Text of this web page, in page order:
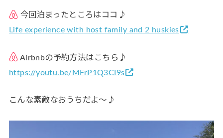
今回泊まったところはココ♪
Life experience with host family and 2 huskies
Airbnbの予約方法はこちら♪
https://youtu.be/MFrP1Q3CI9s
こんな素敵なおうちだよ〜♪